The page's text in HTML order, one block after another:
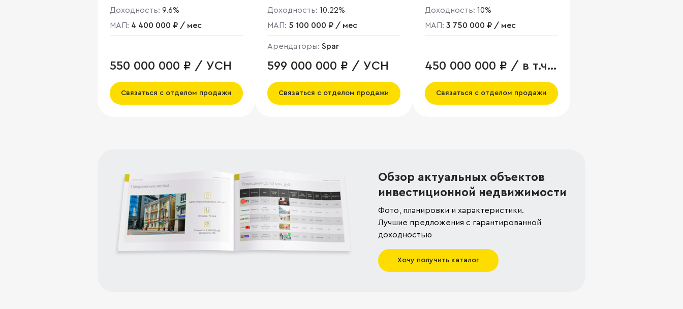
Доходность: 9.6%
МАП: 4 400 000 ₽ / мес
550 000 000 ₽ / УСН
Связаться с отделом продажи
Доходность: 10.22%
МАП: 5 100 000 ₽ / мес
Арендаторы: Spar
599 000 000 ₽ / УСН
Связаться с отделом продажи
Доходность: 10%
МАП: 3 750 000 ₽ / мес
450 000 000 ₽ / в т.ч.
НДС
Связаться с отделом продажи
Обзор актуальных объектов
инвестиционной недвижимости
Фото, планировки и характеристики.
Лучшие предложения с гарантированной
доходностью
Хочу получить каталог